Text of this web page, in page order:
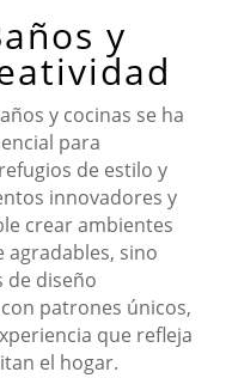
y
y cocinas se ha
para
de estilo y
innovadores y
crear ambientes
agradables, sino
de diseño
patrones únicos,
que refleja
el hogar.